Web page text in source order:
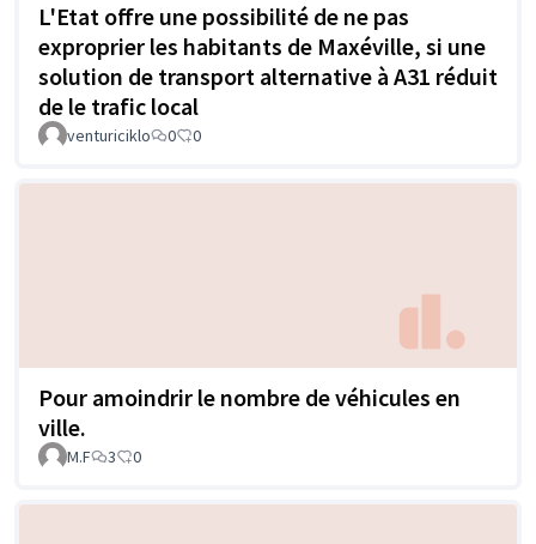
L'Etat offre une possibilité de ne pas
exproprier les habitants de Maxéville, si une
solution de transport alternative à A31 réduit
de le trafic local
venturiciklo 0 0
Pour amoindrir le nombre de véhicules en
ville.
M.F 3 0